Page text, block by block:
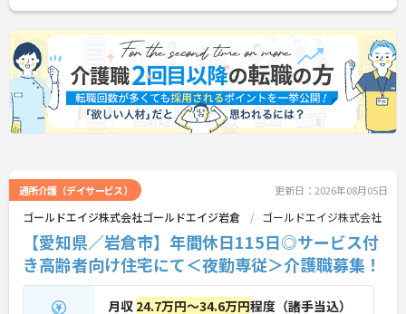
たりです。
＜未経験からプロへ！充実の研修とキャリアパス ＞
介護の経験がない方やブランクがある方も大歓迎で
す。資格取得支援制度や自己啓発支援制度が整って
おり、働きながらスキルアップを目指せます。ま
た、全国展開する同社ならではの多彩なキャリアパ
スがあり、管理職や専門職への挑戦、異なるサービ
スへのキャリアチェンジも可能です。一人ひとりの
通所介護（デイサービス） 更新日：2026年08月05日
ゴールドエイジ株式会社ゴールドエイジ岩倉 ゴールドエイジ株式会社
【愛知県／岩倉市】年間休日115日◎サービス付
き高齢者向け住宅にて＜夜勤専従＞介護職募集！
月収 24.7万円～34.6万円程度（諸手当込）